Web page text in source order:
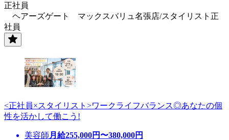
正社員
ヘアーズゲート マックスバリュ名張店/スタイリスト正
社員
<正社員×スタイリスト>ワークライフバランス◎あなたの個
性を活かして働こう!
美容師 月給255,000円〜380,000円